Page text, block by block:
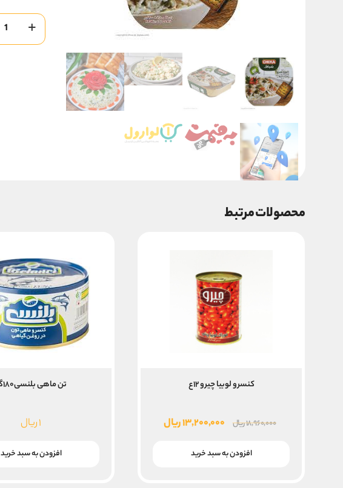
سالاد
الویه
بامرغ
محصولات مرتبط
کنسرو لوبیا چیرو ۱۲ع
۱۸,۹۶۰,۰۰۰ریال
قیمت
۱۳,۲۰۰,۰۰۰ریالقیمت
افزودن به سبد خرید
تن ماهی بلنسی۱۸۰گ
۱ریال
افزودن به سبد خرید